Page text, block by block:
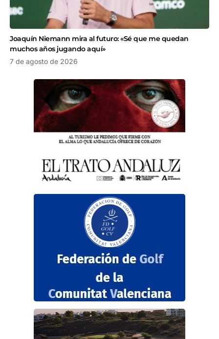
Joaquín Niemann mira al futuro: «Sé que me quedan
muchos años jugando aquí»
7 de agosto de 2026